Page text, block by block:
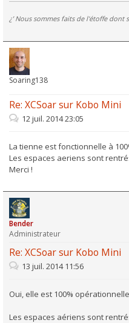
¿’ Nous sommes faits de l'étoffe dont
Soaring138
Re: XCSoar sur Kobo Mini
12 juil. 2014 23:05
La tienne est fonctionnelle à
Les espaces aeriens sont
Merci !
Bender
Administrateur
Re: XCSoar sur Kobo Mini
13 juil. 2014 11:56
Oui, elle est 100%
Les espaces aériens sont